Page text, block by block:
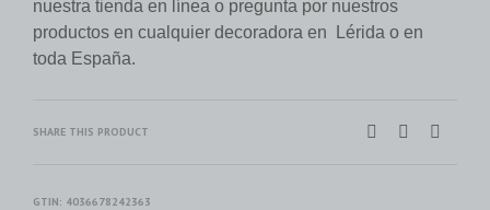
nuestra tienda en línea o pregunta por nuestros
productos en cualquier decoradora en Lérida o en
toda España.
SHARE THIS PRODUCT
GTIN: 4036678242363